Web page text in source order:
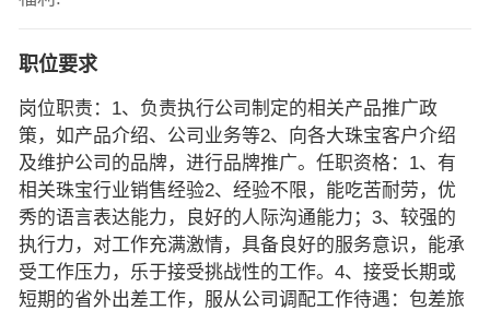
职位要求
岗位职责：1、负责执行公司制定的相关产品推广政
策，如产品介绍、公司业务等2、向各大珠宝客户介绍
及维护公司的品牌，进行品牌推广。任职资格：1、有
相关珠宝行业销售经验2、经验不限，能吃苦耐劳，优
秀的语言表达能力，良好的人际沟通能力；3、较强的
执行力，对工作充满激情，具备良好的服务意识，能承
受工作压力，乐于接受挑战性的工作。4、接受长期或
短期的省外出差工作，服从公司调配工作待遇：包差旅